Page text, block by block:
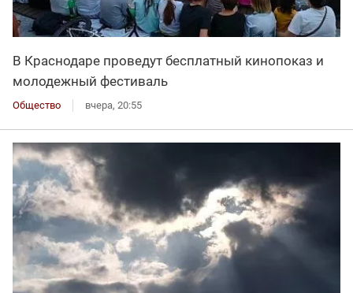
В Краснодаре проведут бесплатный кинопоказ и
молодежный фестиваль
Общество вчера, 20:55